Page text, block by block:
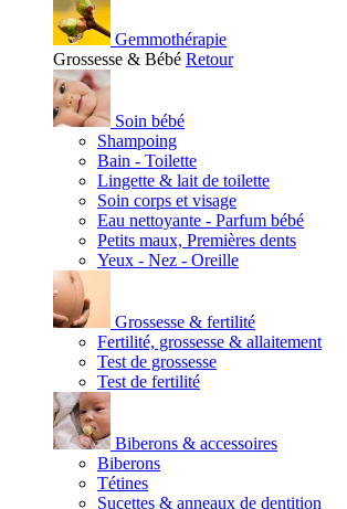
Gemmothérapie
Grossesse & Bébé Retour
Soin bébé
Shampoing
Bain - Toilette
Lingette & lait de toilette
Soin corps et visage
Eau nettoyante - Parfum bébé
Petits maux, Premières dents
Yeux - Nez - Oreille
Grossesse & fertilité
Fertilité, grossesse & allaitement
Test de grossesse
Test de fertilité
Biberons & accessoires
Biberons
Tétines
Sucettes & anneaux de dentition